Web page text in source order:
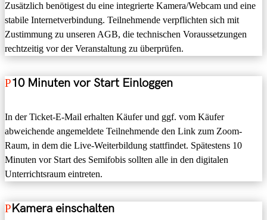
Zusätzlich benötigest du eine integrierte Kamera/Webcam und eine
stabile Internetverbindung. Teilnehmende verpflichten sich mit
Zustimmung zu unseren AGB, die technischen Voraussetzungen
rechtzeitig vor der Veranstaltung zu überprüfen.
10 Minuten vor Start Einloggen
In der Ticket-E-Mail erhalten Käufer und ggf. vom Käufer
abweichende angemeldete Teilnehmende den Link zum Zoom-
Raum, in dem die Live-Weiterbildung stattfindet. Spätestens 10
Minuten vor Start des Semifobis sollten alle in den digitalen
Unterrichtsraum eintreten.
Kamera einschalten